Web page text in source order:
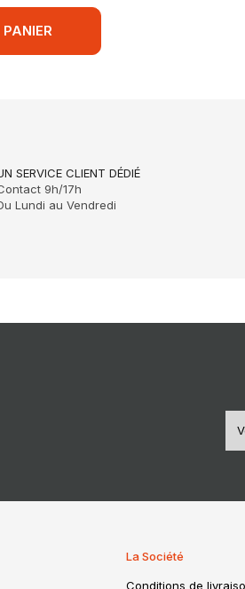
SERVICE CLIENT DÉDIÉ
9h/17h
Lundi au Vendredi
La Société
Conditions de